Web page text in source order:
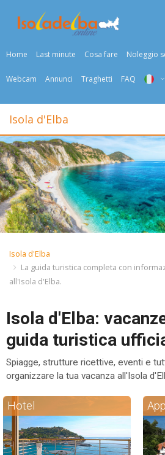
Home Last minute Cosa fare Noleggio
Webcam Annunci Traghetti FAQ
Isola d'Elba
Isola d'Elba
La guida turistica completa con
all'Isola d'Elba.
Isola d'Elba:
guida turistica
Spiagge, strutture ricettive, eventi e
organizzare la tua vacanza all'Isola
Hotel